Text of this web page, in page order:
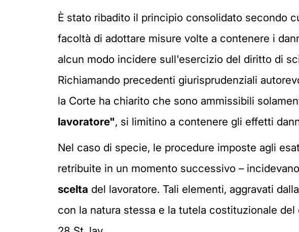
È stato ribadito il principio consolidato secondo
facoltà di adottare misure volte a contenere i
alcun modo incidere sull'esercizio del diritto di
Richiamando precedenti giurisprudenziali
la Corte ha chiarito che sono ammissibili
lavoratore", si limitino a contenere gli effetti
Nel caso di specie, le procedure imposte agli
retribuite in un momento successivo –
scelta del lavoratore. Tali elementi, aggravati
con la natura stessa e la tutela costituzionale